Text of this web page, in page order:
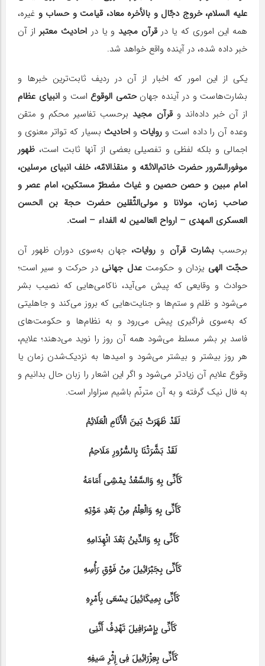
علیه السلام، خروج دجّال و بالأخره معاد، قیامت و حساب و غیره،
همه این اموری که یا در قرآن مجیدو یا در احادیث معتبراز آن
خبر داده شده، در آینده واقع خواهد شد.
یکی از این امور که اخبار از آن در ردیف ثابت‌ترین خبرها و
بشارت‌هاست و در آینده جهانحتمی‌ الوقوع است وانبیای عظام
از آن خبر داده‌اند وقرآن مجیدبرحسب تفاسیر محکم و متقن
وعده آن را داده است و روایات واحادیث بسیار که تواتر معنوی و
اجمالی و بلکه لفظی و تفصیلی بعضی از آنها ثابت است، ظهور
موفور‌السّرور حضرت خاتم‌الائمّه و منقذالامّه، خلف انبیای مرسلین،
امام مبین و حصن حصین و غیاث مضطرّ مستکین، امام عصر و
صاحب زمان، مولانا و مولی‌الثّقلین حضرت حجة بن الحسن
العسکری المهدی – ارواح العالمین له الفداء – است.
برحسببشارت قرآن و روایات، جهان به‌سوی دوران ظهور آن
حجّت الهی یزدان و حکومتعدل جهانی در حرکت و سیر است؛
حوادث و وقایعی که پیش می‌آید، ناکامی‌هایی که نصیب بشر
می‌شود و ظلم و ستم‌ها و‌ جنایت‌هایی که بروز می‌کند و جاهلیتی
که به‌سوی فراگیری پیش می‌رود و به نظام‌ها و حکومت‌های
فاسد بر بشر مسلط می‌شود همه آن روز را نوید می‌دهند؛ علایم،
هر روز بیشتر و بیشتر می‌شود و امیدها به نزدیک‌شدن زمان یا
وقوع علایم آن زیادتر می‌شود و اگر این اشعار را زبان حال بدانیم و
به فال نیک گرفته و به آن مترنّم باشیم سزاوار است.
‌لَقَدْ ظَهَرَتْ بَینَ الْأَنَامِ الْعَلَائِمُ
لَقَدْ بَشَّرَتْنَا بِالسُّرُورِ مَلَاحِمُ
کَأَنِّی بِهِ وَالسَّعْدُ یمْشِی أَمَامَهُ
کَأَنِّی بِهِ وَالْعِلْمُ مِنْ بَعْدِ مَوْتِهِ
کَأَنِّی بِهِ وَالدِّینُ بَعْدَ انْهِدَامِهِ
کَأَنِّی بِجَبْرَائِیلَ مِنْ فَوْقِ رَأْسِهِ
کَأَنِّی بِمِیکَائِیلَ یسْعَی بِأَمْرِهِ
کَأَنِّی بِإِسْرَافِیلَ تَهْدِفُ أَنَّنِی
کَأَنِّی بِعِزْرَائِیلَ فِی إِثْرِ سَیفِهِ